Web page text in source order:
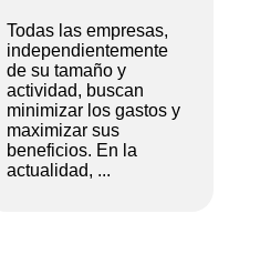
Todas las empresas,
independientemente
de su tamaño y
actividad, buscan
minimizar los gastos y
maximizar sus
beneficios. En la
actualidad, ...